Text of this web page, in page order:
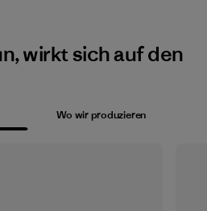
wirkt sich auf den
Wo wir produzieren